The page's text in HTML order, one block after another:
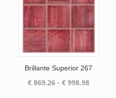
Brillante Superior 267
€ 869.26 - € 998.98